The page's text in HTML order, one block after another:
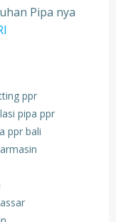
Pipa nya
ppr
pipa ppr
ppr bali